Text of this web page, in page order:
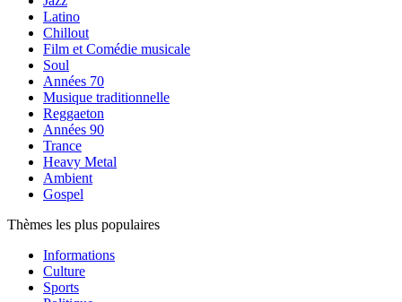
Latino
Chillout
Film et Comédie musicale
Soul
Années 70
Musique traditionnelle
Reggaeton
Années 90
Trance
Heavy Metal
Ambient
Gospel
Thèmes les plus populaires
Informations
Culture
Sports